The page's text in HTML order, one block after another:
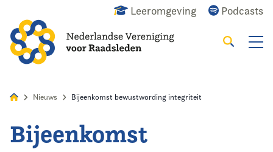
Leeromgeving Podcasts
Zoeken
Home
Nieuws Bijeenkomst bewustwording integriteit
Bijeenkomst